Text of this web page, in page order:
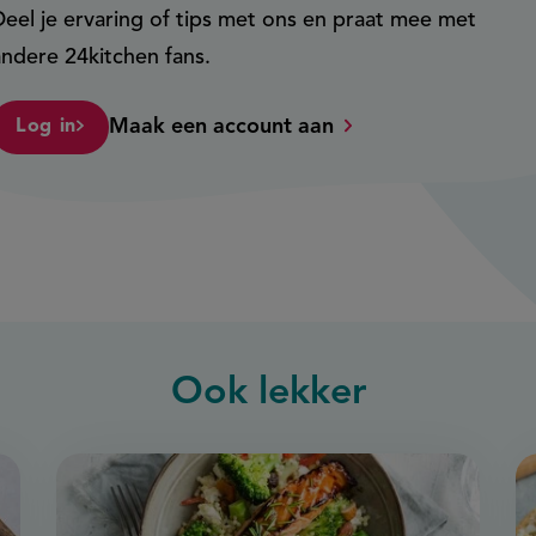
je ervaring of tips met ons en praat mee met
24kitchen fans.
Log in Maak een account aan
Ook lekker